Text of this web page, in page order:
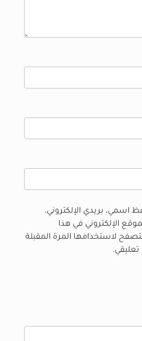
اسمي، بريدي الإلكتروني،
الإلكتروني في هذا
لاستخدامها المرة المقبلة
تعليقي.